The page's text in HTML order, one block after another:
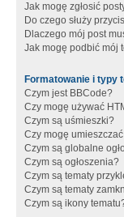
Jak mogę zgłosić
Do czego służy
Dlaczego mój post
Jak mogę podbić mój
Formatowanie i typy
Czym jest BBCode?
Czy mogę używać
Czym są uśmieszki?
Czy mogę
Czym są globalne
Czym są ogłoszenia?
Czym są tematy
Czym są tematy
Czym są ikony